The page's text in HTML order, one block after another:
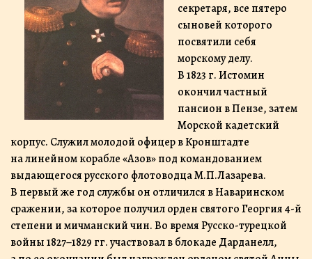
секретаря, все пятеро
сыновей которого
посвятили себя
морскому делу.
В 1823 г. Истомин
окончил частный
пансион в Пензе, затем
Морской кадетский
корпус. Служил молодой офицер в Кронштадте
на линейном корабле «Азов» под командованием
выдающегося русского флотоводца М.П.Лазарева.
В первый же год службы он отличился в Наваринском
сражении, за которое получил орден святого Георгия 4-й
степени и мичманский чин. Во время Русско-турецкой
войны 1827−1829 гг. участвовал в блокаде Дарданелл,